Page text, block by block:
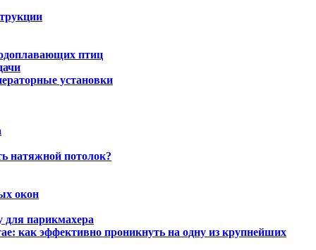
птиц
установки
натяжной потолок?
окон
для парикмахера
как эффективно проникнуть на одну из крупнейших